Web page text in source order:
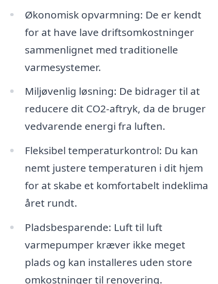
Økonomisk opvarmning: De er kendt
for at have lave driftsomkostninger
sammenlignet med traditionelle
varmesystemer.
Miljøvenlig løsning: De bidrager til at
reducere dit CO2-aftryk, da de bruger
vedvarende energi fra luften.
Fleksibel temperaturkontrol: Du kan
nemt justere temperaturen i dit hjem
for at skabe et komfortabelt indeklima
året rundt.
Pladsbesparende: Luft til luft
varmepumper kræver ikke meget
plads og kan installeres uden store
omkostninger til renovering.